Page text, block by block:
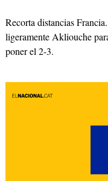
Recorta distancias
ligeramente Akliouche
poner el 2-3.